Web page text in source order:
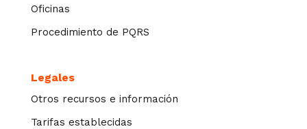
Oficinas
Procedimiento de PQRS
Legales
Otros recursos e información
Tarifas establecidas